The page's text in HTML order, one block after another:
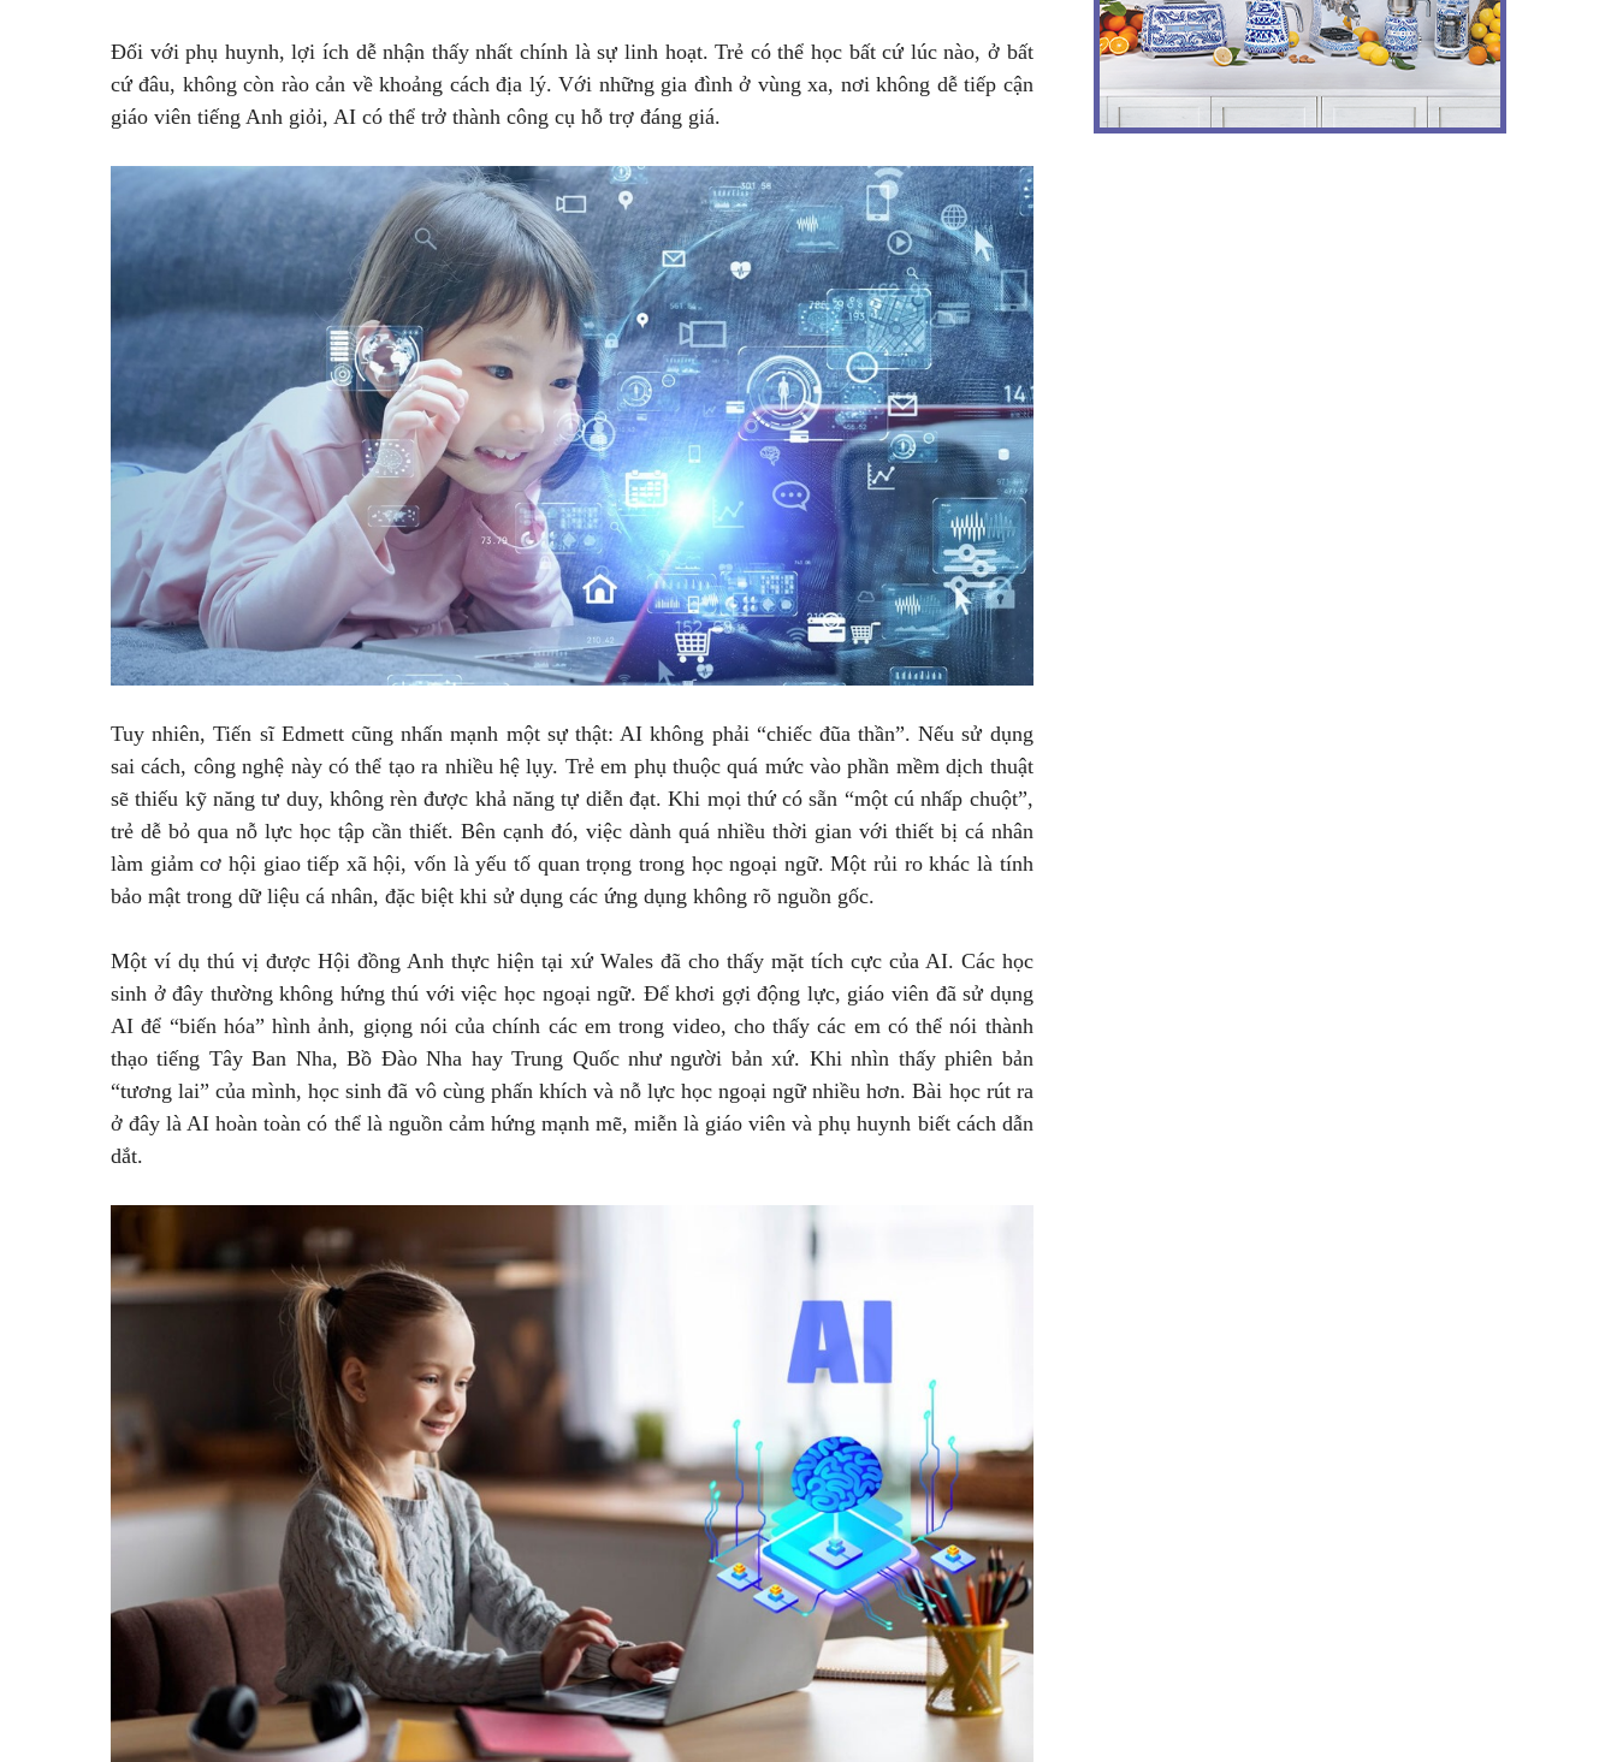
Đối với phụ huynh, lợi ích dễ nhận thấy nhất chính là sự linh hoạt. Trẻ có thể học bất cứ lúc nào, ở bất
cứ đâu, không còn rào cản về khoảng cách địa lý. Với những gia đình ở vùng xa, nơi không dễ tiếp cận
giáo viên tiếng Anh giỏi, AI có thể trở thành công cụ hỗ trợ đáng giá.
Tuy nhiên, Tiến sĩ Edmett cũng nhấn mạnh một sự thật: AI không phải “chiếc đũa thần”. Nếu sử dụng
sai cách, công nghệ này có thể tạo ra nhiều hệ lụy. Trẻ em phụ thuộc quá mức vào phần mềm dịch thuật
sẽ thiếu kỹ năng tư duy, không rèn được khả năng tự diễn đạt. Khi mọi thứ có sẵn “một cú nhấp chuột”,
trẻ dễ bỏ qua nỗ lực học tập cần thiết. Bên cạnh đó, việc dành quá nhiều thời gian với thiết bị cá nhân
làm giảm cơ hội giao tiếp xã hội, vốn là yếu tố quan trọng trong học ngoại ngữ. Một rủi ro khác là tính
bảo mật trong dữ liệu cá nhân, đặc biệt khi sử dụng các ứng dụng không rõ nguồn gốc.
Một ví dụ thú vị được Hội đồng Anh thực hiện tại xứ Wales đã cho thấy mặt tích cực của AI. Các học
sinh ở đây thường không hứng thú với việc học ngoại ngữ. Để khơi gợi động lực, giáo viên đã sử dụng
AI để “biến hóa” hình ảnh, giọng nói của chính các em trong video, cho thấy các em có thể nói thành
thạo tiếng Tây Ban Nha, Bồ Đào Nha hay Trung Quốc như người bản xứ. Khi nhìn thấy phiên bản
“tương lai” của mình, học sinh đã vô cùng phấn khích và nỗ lực học ngoại ngữ nhiều hơn. Bài học rút ra
ở đây là AI hoàn toàn có thể là nguồn cảm hứng mạnh mẽ, miễn là giáo viên và phụ huynh biết cách dẫn
dắt.